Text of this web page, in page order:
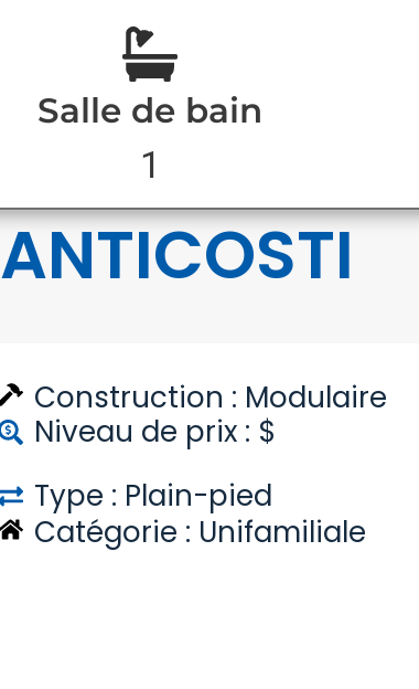
Salle de bain
1
ANTICOSTI
Construction : Modulaire
Niveau de prix : $
Type : Plain-pied
Catégorie : Unifamiliale